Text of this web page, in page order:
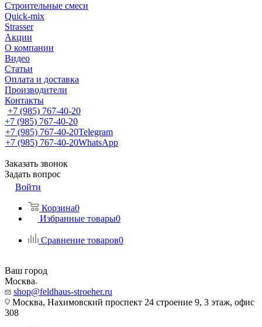
Строительные смеси
Quick-mix
Strasser
Акции
О компании
Видео
Статьи
Оплата и доставка
Производители
Контакты
+7 (985) 767-40-20
+7 (985) 767-40-20
+7 (985) 767-40-20Telegram
+7 (985) 767-40-20WhatsApp
Заказать звонок
Задать вопрос
Войти
Корзина0
Избранные товары0
Сравнение товаров0
Ваш город
Москва
shop@feldhaus-stroeher.ru
Москва, Нахимовский проспект 24 строение 9, 3 этаж, офис
308